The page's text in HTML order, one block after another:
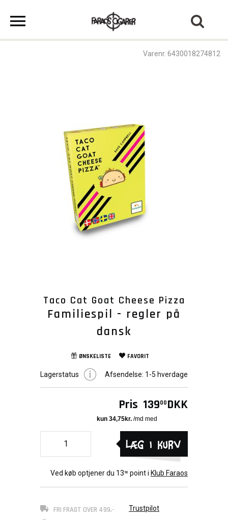
Varenr. 6430018274812
Taco Cat Goat Cheese Pizza
Familiespil - regler på
dansk
ØNSKELISTE FAVORIT
Lagerstatus Afsendelse: 1-5 hverdage
Pris 13900 DKK
Læg i kurv
Ved køb optjener du 1390 point i Klub Faraos
FRI FRAGT OVER 499,-
Trustpilot